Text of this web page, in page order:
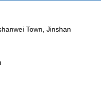
Town, Jinshan